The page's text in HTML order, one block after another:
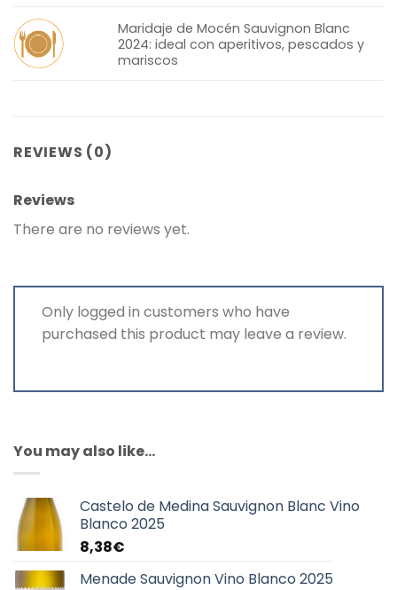
Maridaje de Mocén Sauvignon Blanc
2024: ideal con aperitivos, pescados y
mariscos
REVIEWS (0)
Reviews
There are no reviews yet.
Only logged in customers who have
purchased this product may leave a review.
You may also like…
Castelo de Medina Sauvignon Blanc Vino
Blanco 2025
8,38€
Menade Sauvignon Vino Blanco 2025